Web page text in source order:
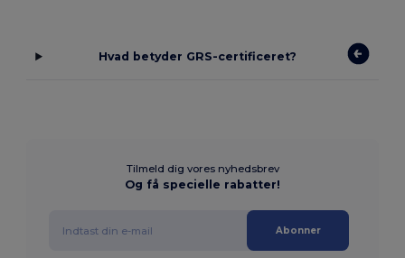
Hvad betyder GRS-certificeret?
Tilmeld dig vores nyhedsbrev
Og få specielle rabatter!
Abonner